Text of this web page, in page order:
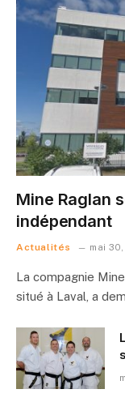
Mine Raglan
indépendant
Actualités mai
La compagnie
situé à Laval, a